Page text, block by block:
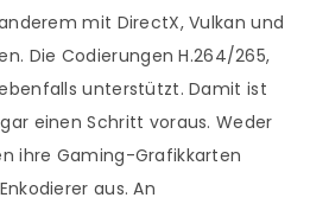
mit DirectX, Vulkan und
Die Codierungen H.264/265,
unterstützt. Damit ist
einen Schritt voraus. Weder
ihre Gaming-Grafikkarten
aus. An